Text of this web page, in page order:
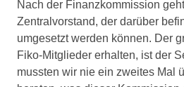
Nach der Finanzkommission
Zentralvorstand, der darüber
umgesetzt werden können. Der
Fiko-Mitglieder erhalten, ist der
mussten wir nie ein zweites Mal